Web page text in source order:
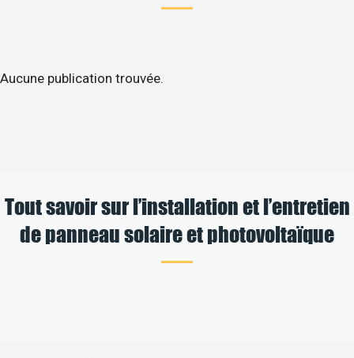
Aucune publication trouvée.
Tout savoir sur l’installation et l’entretien
de panneau solaire et photovoltaïque